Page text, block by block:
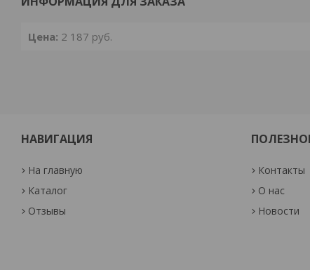
Цена: 2 187 руб.
НАВИГАЦИЯ
На главную
Каталог
Отзывы
Контакты
О нас
Новости